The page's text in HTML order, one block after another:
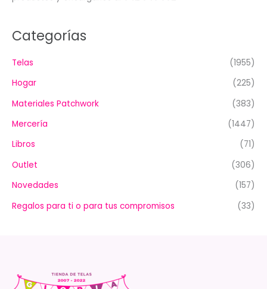
Categorías
Telas
(1955)
Hogar
(225)
Materiales Patchwork
(383)
Mercería
(1447)
Libros
(71)
Outlet
(306)
Novedades
(157)
Regalos para ti o para tus compromisos
(33)